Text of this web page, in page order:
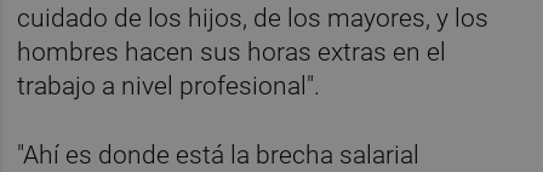
cuidado de los hijos, de los mayores, y los
hombres hacen sus horas extras en el
trabajo a nivel profesional".
"Ahí es donde está la brecha salarial